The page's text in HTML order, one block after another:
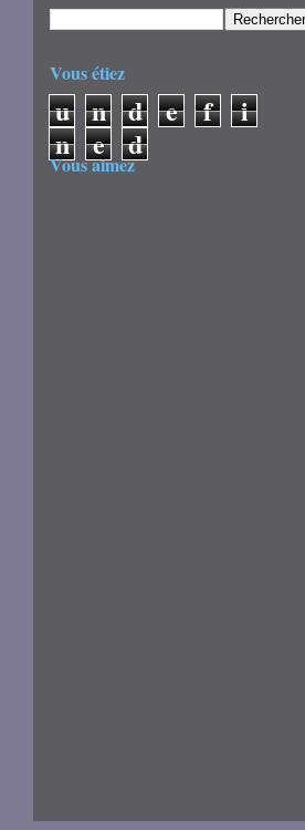
Vous étiez
u n d e f
i
n e d
Vous aimez